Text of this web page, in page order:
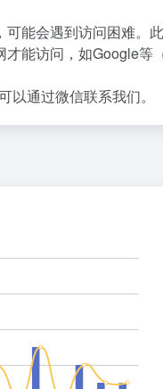
能会遇到访问困难。此
能访问，如Google等
通过微信联系我们。